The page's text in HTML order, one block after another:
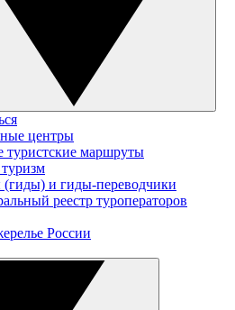
центры
туристские маршруты
(гиды) и гиды-переводчики
реестр туроператоров
России